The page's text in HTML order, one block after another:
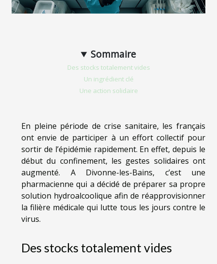
Sommaire
Des stocks totalement vides
Un ingrédient clé
Une action solidaire
En pleine période de crise sanitaire, les français
ont envie de participer à un effort collectif pour
sortir de l’épidémie rapidement. En effet, depuis le
début du confinement, les gestes solidaires ont
augmenté. A Divonne-les-Bains, c’est une
pharmacienne qui a décidé de préparer sa propre
solution hydroalcoolique afin de réapprovisionner
la filière médicale qui lutte tous les jours contre le
virus.
Des stocks totalement vides